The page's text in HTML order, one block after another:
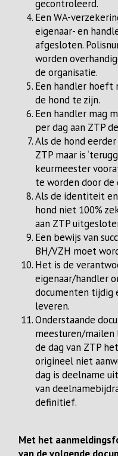
gecontroleerd.
Een WA-
eigenaar- en
afgesloten.
worden
de organisatie.
Een handler hoeft
de hond te zijn.
Een handler mag
per dag aan ZTP
Als de hond
ZTP maar is
keurmeester
te worden door de
Als de identiteit
hond niet 100%
aan ZTP
Een bewijs van
BH/VZH moet
Het is de
eigenaar/handler
documenten tijdig
leveren.
Onderstaande
meesturen/mailen
de dag van ZTP
origineel niet
dag is deelname
van
definitief.
Met het